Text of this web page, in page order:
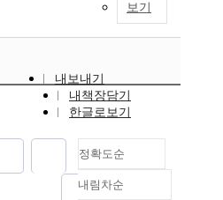
보기
내보내기
내책장담기
한글로보기
정확도순
정확도
내림차순